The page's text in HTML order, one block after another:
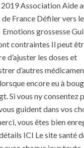
2019 Association Aide
France Défiler vers
Emotions grossesse
contraintes Il peut
d’ajuster les doses et
d’autres
encore eu à
Si vous ny consentez
guident dans vos
vous êtes bien
ICI Le site santé